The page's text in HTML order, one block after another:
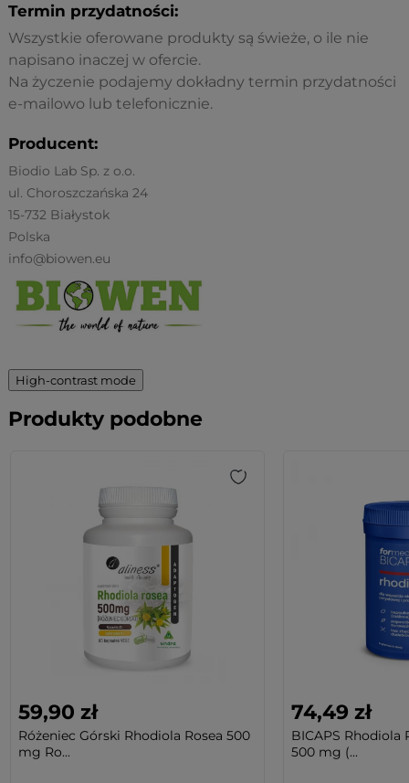
Termin przydatności:
Wszystkie oferowane produkty są świeże, o ile nie
napisano inaczej w ofercie.
Na życzenie podajemy dokładny termin przydatności
e-mailowo lub telefonicznie.
Producent:
Biodio Lab Sp. z o.o.
ul. Choroszczańska 24
15-732 Białystok
Polska
info@biowen.eu
High-contrast mode
Produkty podobne
59,90 zł
Różeniec Górski Rhodiola Rosea 500
mg Ro...
74,49 zł
BICAPS Rhodiola
500 mg (...